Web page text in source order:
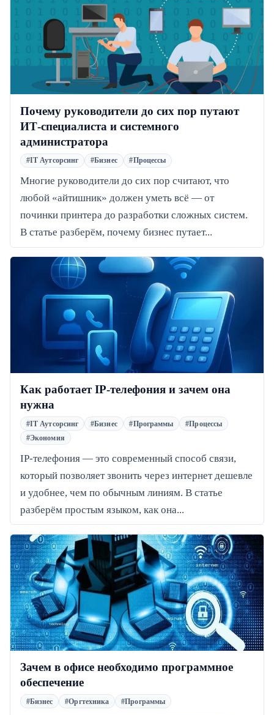
Почему руководители до сих пор путают
ИТ-специалиста и системного
администратора
#IT Аутсорсинг #Бизнес #Процессы
Многие руководители до сих пор считают, что
любой «айтишник» должен уметь всё — от
починки принтера до разработки сложных систем.
В статье разберём, почему бизнес путает...
Как работает IP-телефония и зачем она
нужна
#IT Аутсорсинг #Бизнес #Программы
#Процессы
#Экономия
IP-телефония — это современный способ связи,
который позволяет звонить через интернет дешевле
и удобнее, чем по обычным линиям. В статье
разберём простым языком, как она...
Зачем в офисе необходимо программное
обеспечение
#Бизнес #Оргтехника #Программы